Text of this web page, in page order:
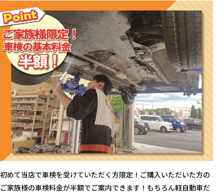
初めて当店で車検を受けていただく方限定！ご購入いただいた方の
ご家族様の車検料金が半額でご案内できます！もちろん軽自動車だ